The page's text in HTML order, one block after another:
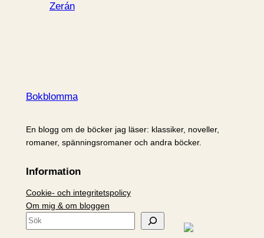
Zerán
Bokblomma
En blogg om de böcker jag läser: klassiker, noveller,
romaner, spänningsromaner och andra böcker.
Information
Cookie- och integritetspolicy
Om mig & om bloggen
S